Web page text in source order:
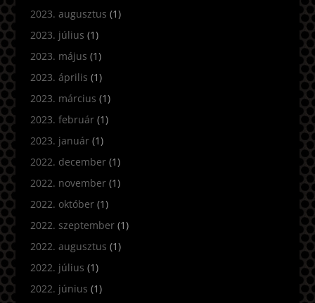
2023. augusztus (1)
2023. július (1)
2023. május (1)
2023. április (1)
2023. március (1)
2023. február(1)
2023. január(1)
2022. december(1)
2022. november(1)
2022. október(1)
2022. szeptember(1)
2022. augusztus (1)
2022. július (1)
2022. június (1)